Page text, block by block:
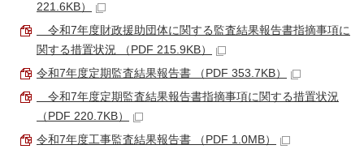
221.6KB）
令和7年度財政援助団体に関する監査結果報告書指摘事項に
関する措置状況 （PDF 215.9KB）
令和7年度定期監査結果報告書 （PDF 353.7KB）
令和7年度定期監査結果報告書指摘事項に関する措置状況
（PDF 220.7KB）
令和7年度工事監査結果報告書 （PDF 1.0MB）